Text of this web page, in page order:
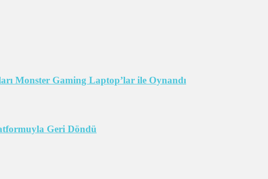
Monster Gaming Laptop’lar ile Oynandı
Geri Döndü